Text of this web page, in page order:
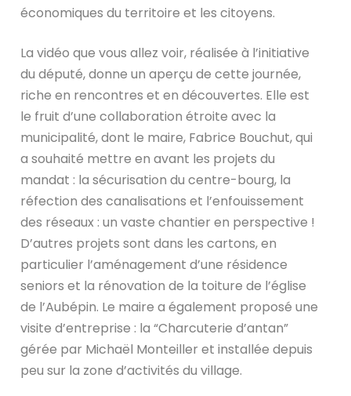
économiques du territoire et les citoyens.
La vidéo que vous allez voir, réalisée à l’initiative
du député, donne un aperçu de cette journée,
riche en rencontres et en découvertes. Elle est
le fruit d’une collaboration étroite avec la
municipalité, dont le maire, Fabrice Bouchut, qui
a souhaité mettre en avant les projets du
mandat : la sécurisation du centre-bourg, la
réfection des canalisations et l’enfouissement
des réseaux : un vaste chantier en perspective !
D’autres projets sont dans les cartons, en
particulier l’aménagement d’une résidence
seniors et la rénovation de la toiture de l’église
de l’Aubépin. Le maire a également proposé une
visite d’entreprise : la “Charcuterie d’antan”
gérée par Michaël Monteiller et installée depuis
peu sur la zone d’activités du village.